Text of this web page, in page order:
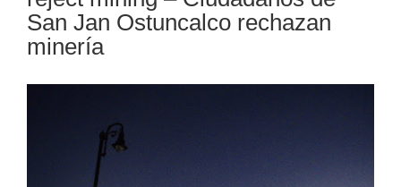
San Jan Ostuncalco rechazan
minería